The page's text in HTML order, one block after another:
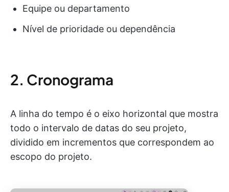
Equipe ou departamento
Nível de prioridade ou dependência
2. Cronograma
A linha do tempo é o eixo horizontal que mostra
todo o intervalo de datas do seu projeto,
dividido em incrementos que correspondem ao
escopo do projeto.